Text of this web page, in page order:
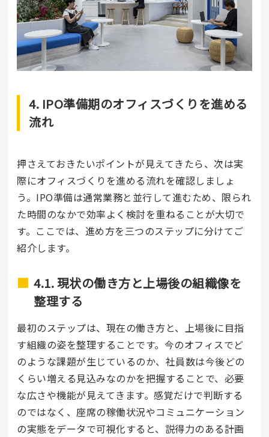
4. IPO準備期のオフィスづくりを進める
流れ
押さえておきたいポイントが見えてきたら、次は実
際にオフィスづくりを進める流れを確認しましょ
う。IPO準備は通常業務と並行して進むため、限られ
た時間のなかで効率よく検討を重ねることが大切で
す。ここでは、進め方を三つのステップに分けてご
紹介します。
4.1. 現状の働き方と上場後の組織像を
整理する
最初のステップは、現在の働き方と、上場後に目指
す組織の姿を整理することです。今のオフィスでど
のような課題が生じているのか、社員数は今後どの
くらい増える見込みなのかを把握することで、必要
な広さや機能が見えてきます。感覚だけで判断する
のではなく、座席の稼働状況やコミュニケーション
の実態をデータで可視化すると、説得力のある計画